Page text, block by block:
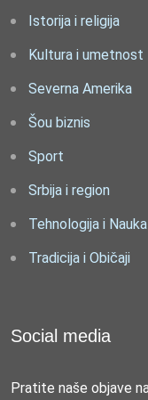
Istorija i religija
Kultura i umetnost
Severna Amerika
Šou biznis
Sport
Srbija i region
Tehnologija i Nauka
Tradicija i Običaji
Social media
Pratite naše objave